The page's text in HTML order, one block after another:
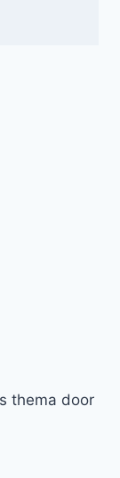
thema door